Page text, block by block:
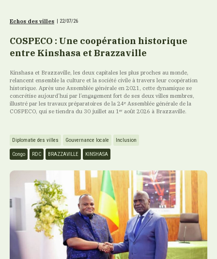
Echos des villes | 22/07/26
COSPECO : Une coopération historique
entre Kinshasa et Brazzaville
Kinshasa et Brazzaville, les deux capitales les plus proches au monde,
relancent ensemble la culture et la société civile à travers leur coopération
historique. Après une Assemblée générale en 2021, cette dynamique se
concrétise aujourd’hui par l’engagement fort de ses deux villes membres,
illustré par les travaux préparatoires de la 24ᵉ Assemblée générale de la
COSPECO, qui se tiendra du 30 juillet au 1ᵉʳ août 2026 à Brazzaville.
Diplomatie des villes Gouvernance locale Inclusion
Congo RDC BRAZZAVILLE KINSHASA